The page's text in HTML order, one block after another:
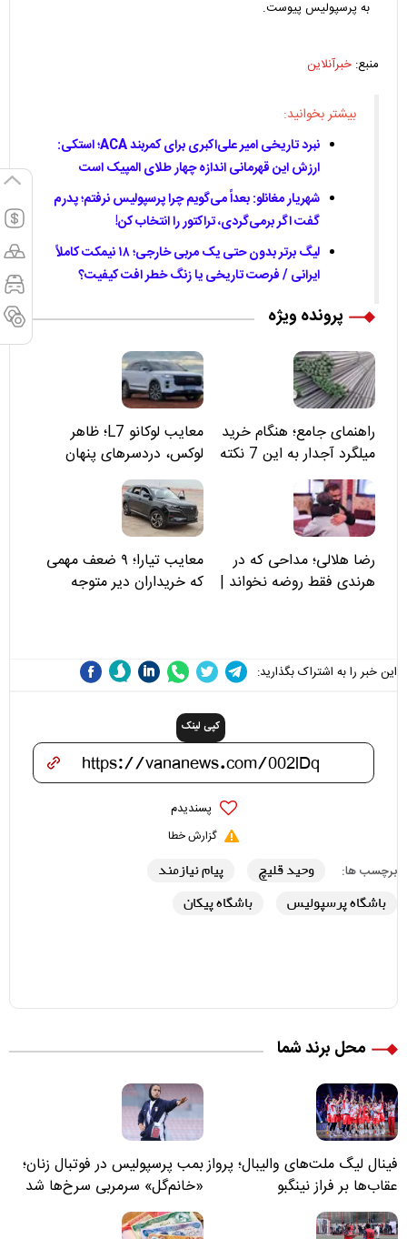
به پرسپولیس پیوست.
منبع: خبرآنلاین
بیشتر بخوانید:
نبرد تاریخی امیر علی‌اکبری برای کمربند ACA؛ استکی:
ارزش این قهرمانی اندازه چهار طلای المپیک است
شهریار مغانلو: بعداً می‌گویم چرا پرسپولیس نرفتم؛ پدرم
گفت اگر برمی‌گردی، تراکتور را انتخاب کن!
لیگ برتر بدون حتی یک مربی خارجی؛ ۱۸ نیمکت کاملاً
ایرانی / فرصت تاریخی یا زنگ خطر افت کیفیت؟
پرونده ویژه
راهنمای جامع؛ هنگام خرید
میلگرد آجدار به این 7 نکته
توجه کنید
معایب لوکانو L7؛ ظاهر
لوکس، دردسرهای پنهان
رضا هلالی؛ مداحی که در
هرندی فقط روضه نخواند |
معایب تیارا؛ ۹ ضعف مهمی
که خریداران دیر متوجه
این خبر را به اشتراک بگذارید:
کپی لینک
پسندیدم
گزارش خطا
برچسب ها: وحید قلیچ
پیام نیازمند
باشگاه پرسپولیس
باشگاه پیکان
محل برند شما
فینال لیگ ملت‌های والیبال؛ پرواز
عقاب‌ها بر فراز نینگبو
بمب پرسپولیس در فوتبال زنان؛
«خانم‌گل» سرمربی سرخ‌ها شد